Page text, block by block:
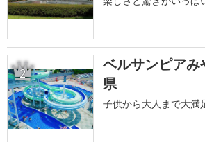
2
ベルサンピア
県
子供から大人まで大満